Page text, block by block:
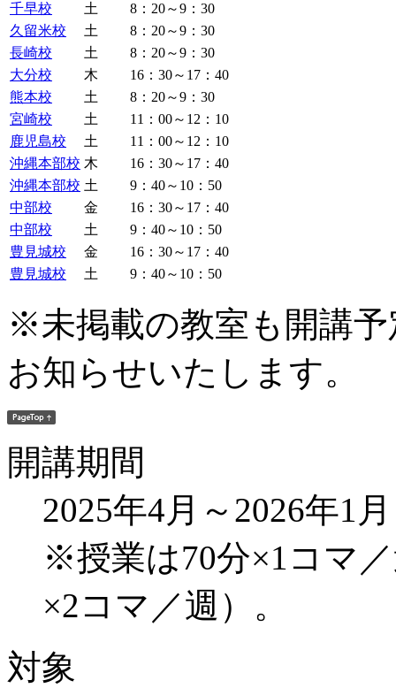
千早校
土
8：20～9：30
久留米校
土
8：20～9：30
長崎校
土
8：20～9：30
大分校
木
16：30～17：40
熊本校
土
8：20～9：30
宮崎校
土
11：00～12：10
鹿児島校
土
11：00～12：10
沖縄本部校 木
16：30～17：40
沖縄本部校 土
9：40～10：50
中部校
金
16：30～17：40
中部校
土
9：40～10：50
豊見城校
金
16：30～17：40
豊見城校
土 9：40～10：50
※未掲載の教室も開講
お知らせいたします。
開講期間
2025年4月～2026年1月
※授業は70分×1コマ
×2コマ／週）。
対象